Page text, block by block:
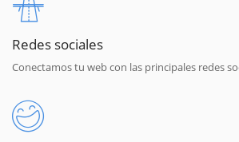
Redes sociales
Conectamos tu web con las principales redes